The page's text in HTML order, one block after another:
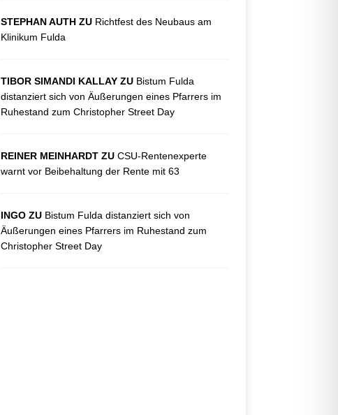
STEPHAN AUTH ZU Richtfest des Neubaus am
Klinikum Fulda
TIBOR SIMANDI KALLAY ZU Bistum Fulda
distanziert sich von Äußerungen eines Pfarrers im
Ruhestand zum Christopher Street Day
REINER MEINHARDT ZU CSU-Rentenexperte
warnt vor Beibehaltung der Rente mit 63
INGO ZU Bistum Fulda distanziert sich von
Äußerungen eines Pfarrers im Ruhestand zum
Christopher Street Day